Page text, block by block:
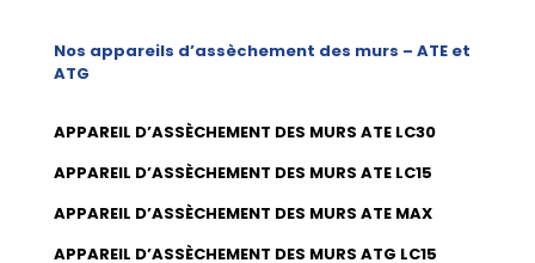
Nos appareils d’assèchement des murs – ATE et
ATG
APPAREIL D’ASSÈCHEMENT DES MURS ATE LC30
APPAREIL D’ASSÈCHEMENT DES MURS ATE LC15
APPAREIL D’ASSÈCHEMENT DES MURS ATE MAX
APPAREIL D’ASSÈCHEMENT DES MURS ATG LC15